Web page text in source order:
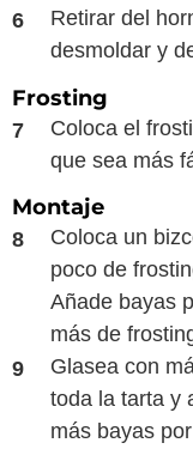
Retirar del
desmoldar y
Frosting
Coloca el
que sea más
Montaje
Coloca un
poco de
Añade bayas
más de
Glasea con
toda la tarta y
más bayas